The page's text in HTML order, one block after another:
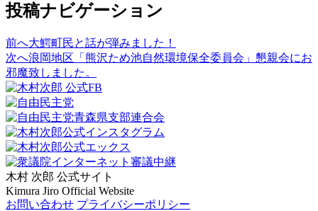
投稿ナビゲーション
前へ大鰐町民と話が弾みました！
次へ浪岡地区「熊沢ため池自然環境保全委員会」懇親会にお
邪魔致しました。
木村 次郎 公式サイト
Kimura Jiro Official Website
お問い合わせ プライバシーポリシー